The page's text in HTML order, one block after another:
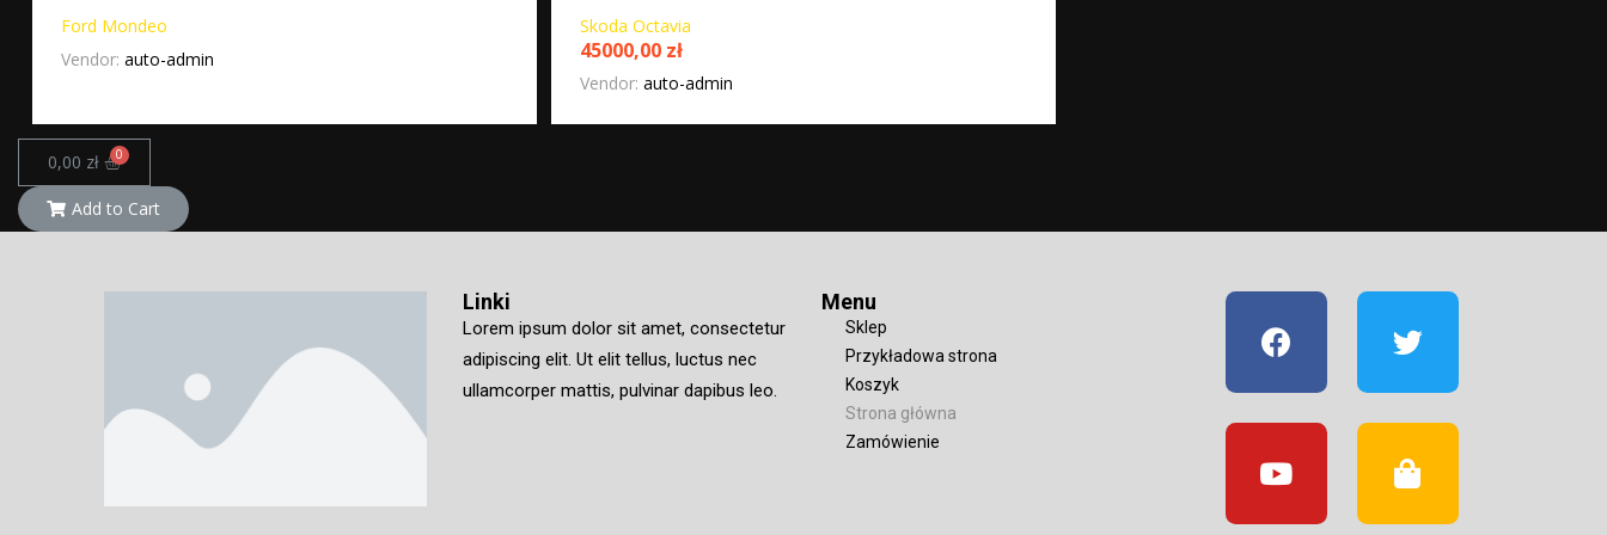
Ford Mondeo
Vendor: auto-admin
Skoda Octavia
45000,00 zł
Vendor: auto-admin
0,00 zł
Add to Cart
Linki
Lorem ipsum dolor sit amet, consectetur
adipiscing elit. Ut elit tellus, luctus nec
ullamcorper mattis, pulvinar dapibus leo.
Menu
Sklep
Przykładowa strona
Koszyk
Strona główna
Zamówienie